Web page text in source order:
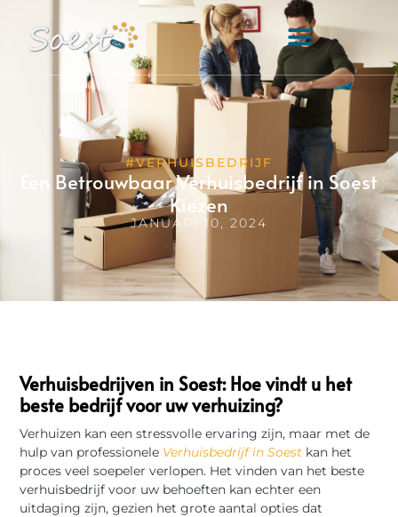
#VERHUISBEDRIJF
Een Betrouwbaar Verhuisbedrijf in Soest
Kiezen
JANUARI 10, 2024
Verhuisbedrijven in Soest: Hoe vindt u het
beste bedrijf voor uw verhuizing?
Verhuizen kan een stressvolle ervaring zijn, maar met de
hulp van professionele Verhuisbedrijf in Soest kan het
proces veel soepeler verlopen. Het vinden van het beste
verhuisbedrijf voor uw behoeften kan echter een
uitdaging zijn, gezien het grote aantal opties dat